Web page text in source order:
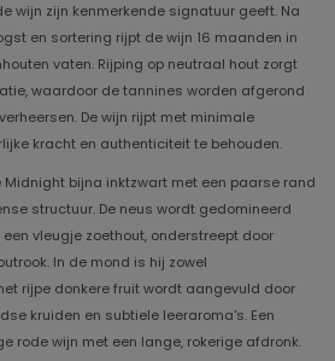
wijn zijn kenmerkende signatuur geeft. Na
en sortering rijpt de wijn 16 maanden in
vaten. Rijping op neutraal hout zorgt
waardoor de tannines worden afgerond
De wijn rijpt met minimale
kracht en authenticiteit te behouden.
Midnight bijna inktzwart met een paarse rand
structuur. De neus wordt gedomineerd
vleugje zoethout, onderstreept door
In de mond is hij zowel
rijpe donkere fruit wordt aangevuld door
kruiden en subtiele leeraroma's. Een
rode wijn met een lange, rokerige afdronk.